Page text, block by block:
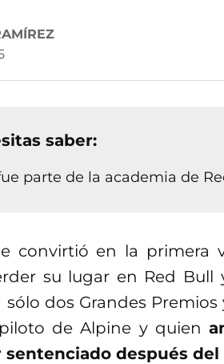
saber:
parte de la academia de
convirtió en la primera
su lugar en Red
sólo dos Grandes Premios
piloto de Alpine y quien
sentenciado después